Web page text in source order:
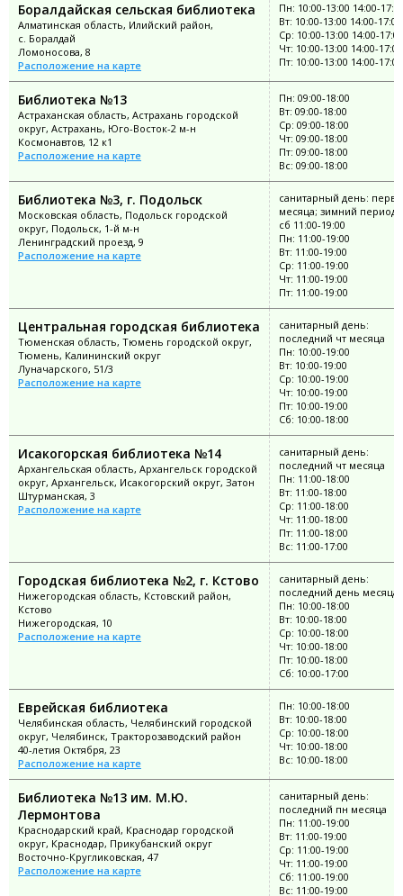
Боралдайская сельская библиотека
Алматинская область, Илийский район,
с. Боралдай
Ломоносова, 8
Расположение на карте
Пн: 10:00-13:00 14:00-
Вт: 10:00-13:00 14:00-17:00
Ср: 10:00-13:00 14:00-17:00
Чт: 10:00-13:00 14:00-17:00
Пт: 10:00-13:00 14:00-17:00
Библиотека №13
Астраханская область, Астрахань городской
округ, Астрахань, Юго-Восток-2 м-н
Космонавтов, 12 к1
Расположение на карте
Пн: 09:00-18:00
Вт: 09:00-18:00
Ср: 09:00-18:00
Чт: 09:00-18:00
Пт: 09:00-18:00
Вс: 09:00-18:00
Библиотека №3, г. Подольск
Московская область, Подольск городской
округ, Подольск, 1-й м-н
Ленинградский проезд, 9
Расположение на карте
санитарный день:
месяца; зимний период:
сб 11:00-19:00
Пн: 11:00-19:00
Вт: 11:00-19:00
Ср: 11:00-19:00
Чт: 11:00-19:00
Пт: 11:00-19:00
Центральная городская библиотека
Тюменская область, Тюмень городской округ,
Тюмень, Калининский округ
Луначарского, 51/3
Расположение на карте
санитарный день:
последний чт месяца
Пн: 10:00-19:00
Вт: 10:00-19:00
Ср: 10:00-19:00
Чт: 10:00-19:00
Пт: 10:00-19:00
Сб: 10:00-18:00
Исакогорская библиотека №14
Архангельская область, Архангельск городской
округ, Архангельск, Исакогорский округ, Затон
Штурманская, 3
Расположение на карте
санитарный день:
последний чт месяца
Пн: 11:00-18:00
Вт: 11:00-18:00
Ср: 11:00-18:00
Чт: 11:00-18:00
Пт: 11:00-18:00
Вс: 11:00-17:00
Городская библиотека №2, г. Кстово
Нижегородская область, Кстовский район,
Кстово
Нижегородская, 10
Расположение на карте
санитарный день:
последний день месяца
Пн: 10:00-18:00
Вт: 10:00-18:00
Ср: 10:00-18:00
Чт: 10:00-18:00
Пт: 10:00-18:00
Сб: 10:00-17:00
Еврейская библиотека
Челябинская область, Челябинский городской
округ, Челябинск, Тракторозаводский район
40-летия Октября, 23
Расположение на карте
Пн: 10:00-18:00
Вт: 10:00-18:00
Ср: 10:00-18:00
Чт: 10:00-18:00
Вс: 10:00-18:00
Библиотека №13 им. М.Ю.
Лермонтова
Краснодарский край, Краснодар городской
округ, Краснодар, Прикубанский округ
Восточно-Кругликовская, 47
Расположение на карте
санитарный день:
последний пн месяца
Пн: 11:00-19:00
Вт: 11:00-19:00
Ср: 11:00-19:00
Чт: 11:00-19:00
Сб: 11:00-19:00
Вс: 11:00-19:00